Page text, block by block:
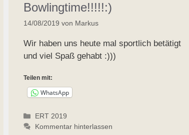
Bowlingtime!!!!!:)
14/08/2019 von Markus
Wir haben uns heute mal sportlich betätigt
und viel Spaß gehabt :)))
Teilen mit:
WhatsApp
Kategorien
ERT 2019
Kommentar hinterlassen